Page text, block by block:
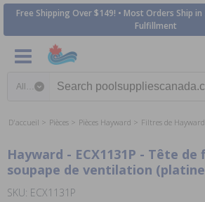
Free Shipping Over $149! • Most Orders Ship in
Fulfillment
D'accueil Pièces Pièces Hayward Filtres de Hayward
Hayward - ECX1131P - Tête
soupape de ventilation
SKU: ECX1131P